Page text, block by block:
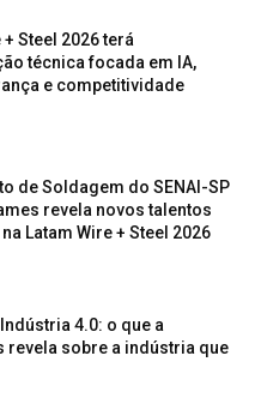
+ Steel 2026 terá
técnica focada em IA,
e competitividade
de Soldagem do SENAI-SP
revela novos talentos
Latam Wire + Steel 2026
4.0: o que a
revela sobre a indústria que